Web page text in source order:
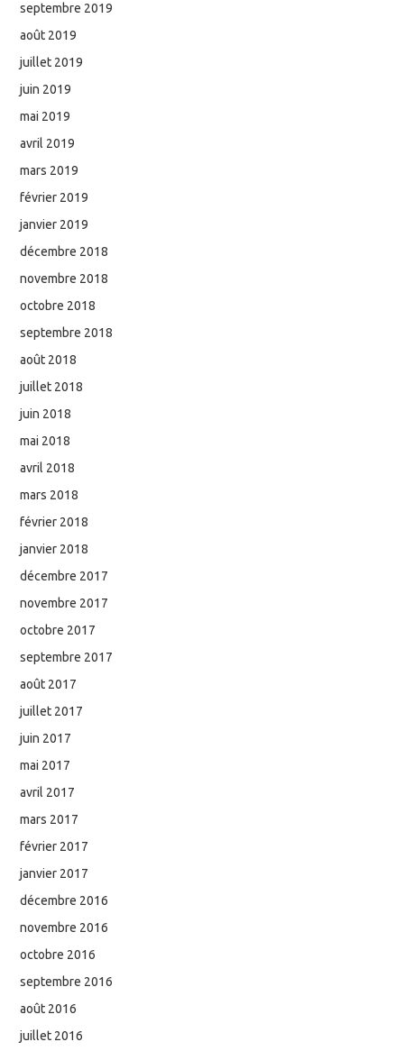
septembre 2019
août 2019
juillet 2019
juin 2019
mai 2019
avril 2019
mars 2019
février 2019
janvier 2019
décembre 2018
novembre 2018
octobre 2018
septembre 2018
août 2018
juillet 2018
juin 2018
mai 2018
avril 2018
mars 2018
février 2018
janvier 2018
décembre 2017
novembre 2017
octobre 2017
septembre 2017
août 2017
juillet 2017
juin 2017
mai 2017
avril 2017
mars 2017
février 2017
janvier 2017
décembre 2016
novembre 2016
octobre 2016
septembre 2016
août 2016
juillet 2016